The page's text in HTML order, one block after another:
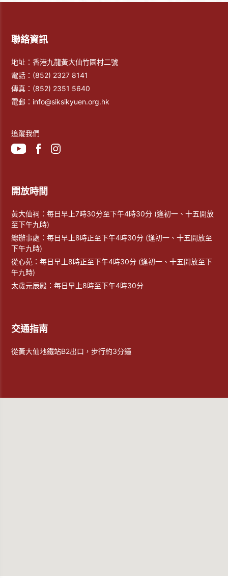
聯絡資訊
地址：香港九龍黃大仙竹園村二號
電話： (852) 2327 8141
傳真： (852) 2351 5640
電郵： info@siksikyuen.org.hk
追蹤我們
開放時間
黃大仙祠：每日早上7時30分至下午4時30分 (逢初一、十五開放
至下午九時)
總辦事處：每日早上8時正至下午4時30分 (逢初一、十五開放至
下午九時)
從心苑：每日早上8時正至下午4時30分 (逢初一、十五開放至下
午九時)
太歲元辰殿：每日早上8時至下午4時30分
交通指南
從黃大仙地鐵站B2出口，步行約3分鐘